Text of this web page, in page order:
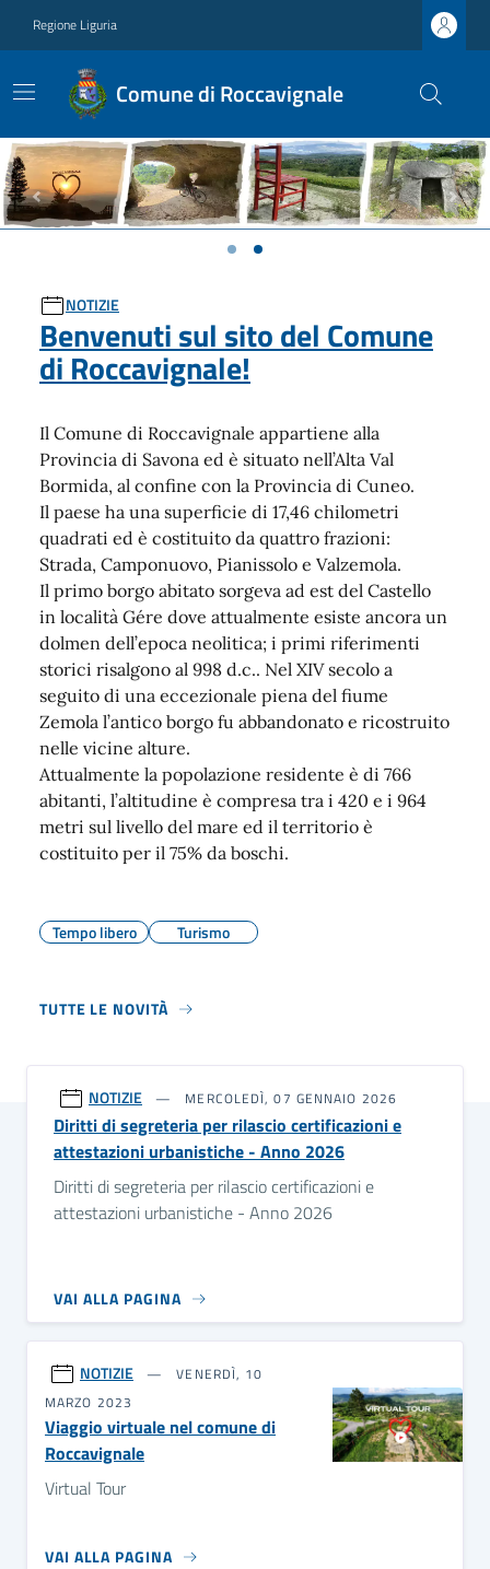
Regione Liguria
Comune di Roccavignale
Previous Next
Ultime notizie
NOTIZIE
Benvenuti sul sito del Comune
di Roccavignale!
Il Comune di Roccavignale appartiene alla
Provincia di Savona ed è situato nell’Alta Val
Bormida, al confine con la Provincia di Cuneo.
Il paese ha una superficie di 17,46 chilometri
quadrati ed è costituito da quattro frazioni:
Strada, Camponuovo, Pianissolo e Valzemola.
Il primo borgo abitato sorgeva ad est del Castello
in località Gére dove attualmente esiste ancora un
dolmen dell’epoca neolitica; i primi riferimenti
storici risalgono al 998 d.c.. Nel XIV secolo a
seguito di una eccezionale piena del fiume
Zemola l’antico borgo fu abbandonato e ricostruito
nelle vicine alture.
Attualmente la popolazione residente è di 766
abitanti, l’altitudine è compresa tra i 420 e i 964
metri sul livello del mare ed il territorio è
costituito per il 75% da boschi.
Tempo libero Turismo
TUTTE LE NOVITÀ
NOTIZIE MERCOLEDÌ, 07 GENNAIO 2026
Diritti di segreteria per rilascio certificazioni e
attestazioni urbanistiche - Anno 2026
Diritti di segreteria per rilascio certificazioni e
attestazioni urbanistiche - Anno 2026
VAI ALLA PAGINA
NOTIZIE
VENERDÌ, 10
MARZO 2023
Viaggio virtuale nel comune di
Roccavignale
Virtual Tour
VAI ALLA PAGINA